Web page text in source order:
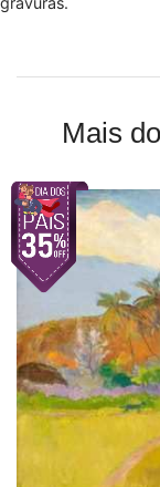
Mais